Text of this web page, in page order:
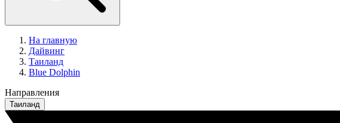
На главную
Дайвинг
Таиланд
Blue Dolphin
Направления
Таиланд